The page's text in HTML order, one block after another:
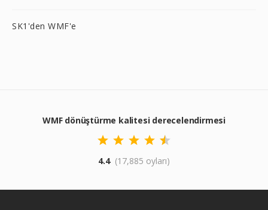
SK1'den WMF'e
WMF dönüştürme kalitesi derecelendirmesi
4.4 (17,885 oyları)